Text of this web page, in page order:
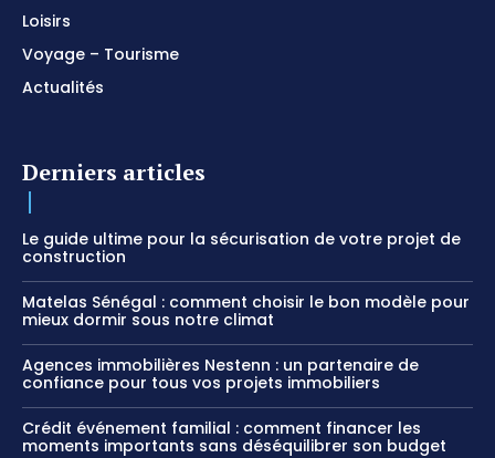
Loisirs
Voyage – Tourisme
Actualités
Derniers articles
Le guide ultime pour la sécurisation de votre projet de
construction
Matelas Sénégal : comment choisir le bon modèle pour
mieux dormir sous notre climat
Agences immobilières Nestenn : un partenaire de
confiance pour tous vos projets immobiliers
Crédit événement familial : comment financer les
moments importants sans déséquilibrer son budget